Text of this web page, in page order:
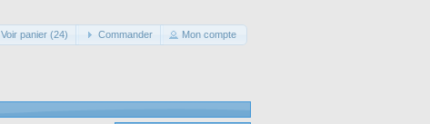
Voir panier (24) Commander Mon compte